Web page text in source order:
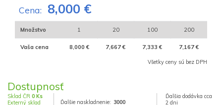
Cena: 8,000 €
Množstvo 1 20 100 200
Vaša cena 8,000 € 7,667 € 7,333 € 7,167 €
Všetky ceny sú bez DPH
Dostupnosť
Sklad ČR 0 Ks
Externý sklad
Ďalšie naskladnenie: 3000
Ďalšia dodávka cca
2 dni